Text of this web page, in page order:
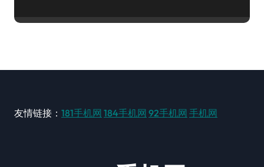
友情链接： 181手机网 184手机网 92手机网 手机网